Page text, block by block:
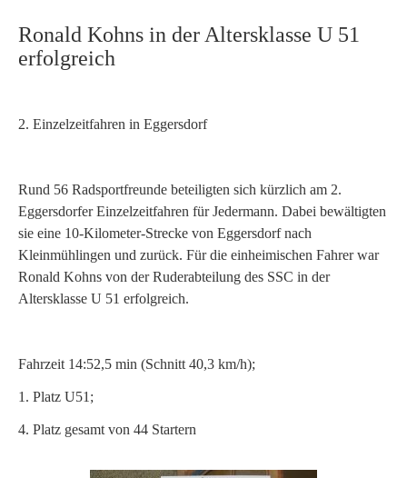
Ronald Kohns in der Altersklasse U 51
erfolgreich
2. Einzelzeitfahren in Eggersdorf
Rund 56 Radsportfreunde beteiligten sich kürzlich am 2.
Eggersdorfer Einzelzeitfahren für Jedermann. Dabei bewältigten
sie eine 10-Kilometer-Strecke von Eggersdorf nach
Kleinmühlingen und zurück. Für die einheimischen Fahrer war
Ronald Kohns von der Ruderabteilung des SSC in der
Altersklasse U 51 erfolgreich.
Fahrzeit 14:52,5 min (Schnitt 40,3 km/h);
1. Platz U51;
4. Platz gesamt von 44 Startern